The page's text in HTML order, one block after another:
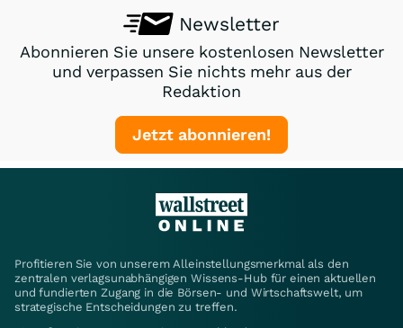
Newsletter
Abonnieren Sie unsere kostenlosen Newsletter
und verpassen Sie nichts mehr aus der
Redaktion
Jetzt abonnieren!
Profitieren Sie von unserem Alleinstellungsmerkmal als den
zentralen verlagsunabhängigen Wissens-Hub für einen aktuellen
und fundierten Zugang in die Börsen- und Wirtschaftswelt, um
strategische Entscheidungen zu treffen.